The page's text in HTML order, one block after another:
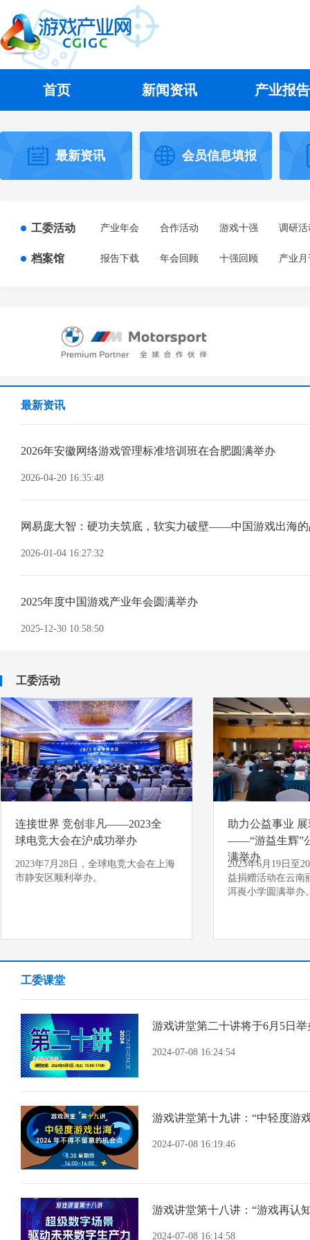
首页 新闻资讯 产业报告
最新资讯 会员信息填报
工委活动 产业年会 合作活动 游戏十强 调研活
档案馆 报告下载 年会回顾 十强回顾 产业月
最新资讯
2026年安徽网络游戏管理标准培训班在合肥圆满举办
2026-04-20 16:35:48
2026-01-04 16:27:32
2025年度中国游戏产业年会圆满举办
2025-12-30 10:58:50
工委活动
连接世界 竞创非凡——2023全
球电竞大会在沪成功举办
2023年7月28日，全球电竞大会在上海
市静安区顺利举办。
助力公益事业
——“游益生辉”
满举办
2023年6月19日至
益捐赠活动在云南
洱崀小学圆满举办
工委课堂
游戏讲堂第二十讲将于6月5日举
2024-07-08 16:24:54
2024-07-08 16:19:46
2024-07-08 16:14:58